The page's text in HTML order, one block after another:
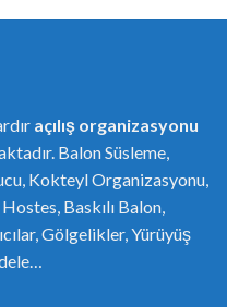
açılış organizasyonu
Balon Süsleme,
Kokteyl Organizasyonu,
Baskılı Balon,
Gölgelikler, Yürüyüş